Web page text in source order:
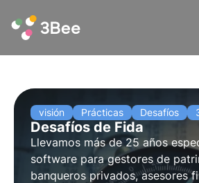
visión Prácticas Desafíos
Desafíos de Fida
Llevamos más de 25 años
software para gestores de
banqueros privados, asesores